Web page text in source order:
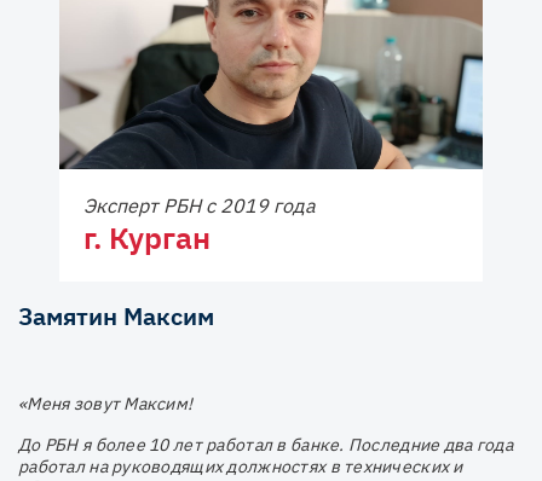
Эксперт РБН с 2019 года
г. Курган
Замятин Максим
«Меня зовут Максим!
До РБН я более 10 лет работал в банке. Последние два года
работал на руководящих должностях в технических и